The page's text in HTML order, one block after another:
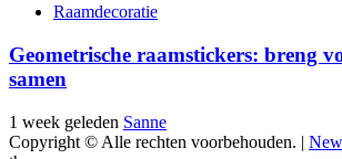
Raamdecoratie
Geometrische raamstickers: breng
samen
1 week geleden Sanne
Copyright © Alle rechten voorbehouden. |